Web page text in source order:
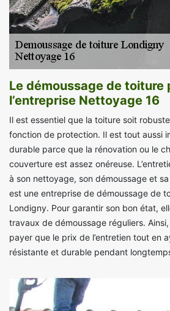
Le démoussage de toiture
l’entreprise Nettoyage 16
Il est essentiel que la toiture soit
fonction de protection. Il est tout aussi
durable parce que la rénovation ou le
couverture est assez onéreuse.
à son nettoyage, son démoussage et
est une entreprise de démoussage de
Londigny. Pour garantir son bon état,
travaux de démoussage réguliers. Ainsi,
payer que le prix de l’entretien tout en
résistante et durable pendant